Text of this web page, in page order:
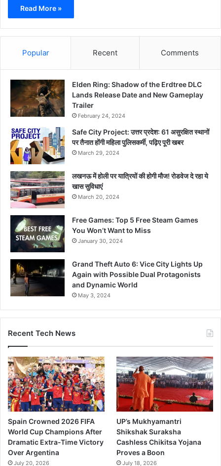
Read More »
Popular Recent Comments
Elden Ring: Shadow of the Erdtree DLC
Lands Release Date and New Gameplay
Trailer
February 24, 2024
Safe City Project: उत्तर प्रदेश: 61 असुरक्षित स्थानों
पर तैनात होंगी महिला पुलिसकर्मी, पढ़िए पूरी खबर
March 29, 2024
लखनऊ में होली पर यात्रियों की होगी मौज! रोडवेज दे रहा ये
खास सुविधाएं
March 20, 2024
Free Games: Top 5 Free Steam Games
You Won’t Want to Miss
January 30, 2024
Grand Theft Auto 6: Vice City Lights Up
Again with Possible Dual Protagonists
and Dynamic World
May 3, 2024
Recent Tech News
Spain Crowned 2026 FIFA
World Cup Champions After
Dramatic Extra-Time Victory
Over Argentina
July 20, 2026
UP’s Mukhyamantri
Shikshak Suraksha
Cashless Chikitsa Yojana
Proves a Boon
July 18, 2026